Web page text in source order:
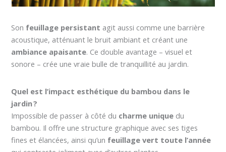
Son feuillage persistant agit aussi comme une barrière
acoustique, atténuant le bruit ambiant et créant une
ambiance apaisante. Ce double avantage – visuel et
sonore – crée une vraie bulle de tranquillité au jardin.
Quel est l’impact esthétique du bambou dans le
jardin ?
Impossible de passer à côté du charme unique du
bambou. Il offre une structure graphique avec ses tiges
fines et élancées, ainsi qu’un feuillage vert toute l’année